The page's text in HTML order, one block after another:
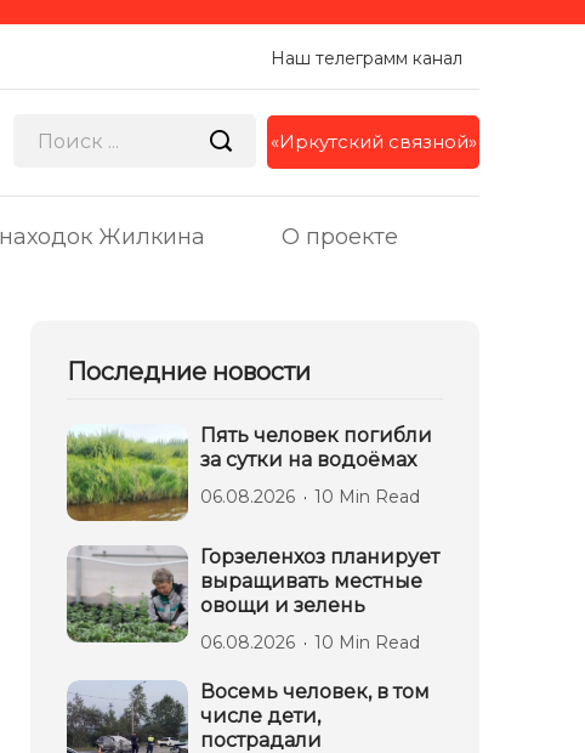
Наш телеграмм канал
«Иркутский связной»
Жилкина О проекте
Последние новости
Пять человек погибли
за сутки на водоёмах
06.08.2026 10 Min Read
Горзеленхоз планирует
выращивать местные
овощи и зелень
06.08.2026 10 Min Read
Восемь человек, в том
числе дети,
пострадали